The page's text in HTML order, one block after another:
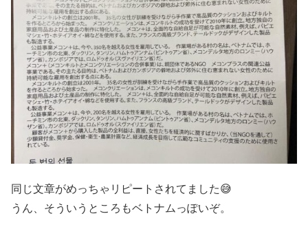
同じ文章がめっちゃリピートされてました😅
うん、そういうところもベトナムっぽいぞ。